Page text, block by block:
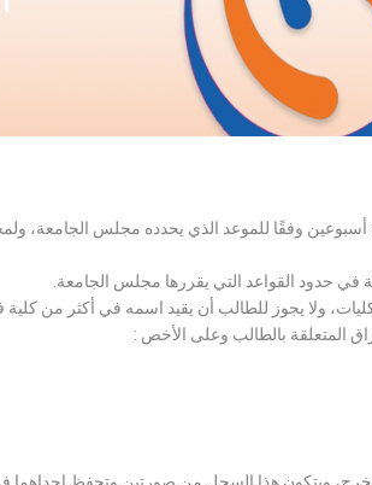
وفقًا للموعد الذي يحدده مجلس الجامعة،
في حدود القواعد التي يقررها مجلس الجامعة.
ولا يجوز للطالب أن يقيد اسمه في أكثر من
المتعلقة بالطالب وعلى الأخص :
ويتكون هذا السجل من صورتين وتحفظ احداهما